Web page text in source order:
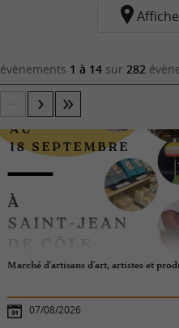
évènements 1 à 14 sur 282
Marché d'artisans d'art, artistes et
07/08/2026